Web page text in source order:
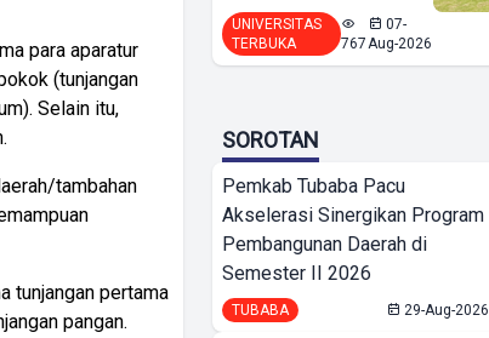
para aparatur
(tunjangan
Selain itu,
tambahan
tunjangan pertama
pangan.
UNIVERSITAS
TERBUKA
767
07-
Aug-2026
SOROTAN
Pemkab Tubaba Pacu
Akselerasi Sinergikan Program
Pembangunan Daerah di
Semester II 2026
TUBABA 29-Aug-2026